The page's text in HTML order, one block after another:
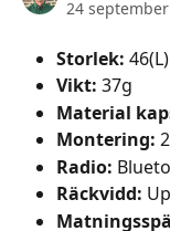
24
Storlek:
Vikt: 37g
Material
Montering:
Radio:
Räckvidd: